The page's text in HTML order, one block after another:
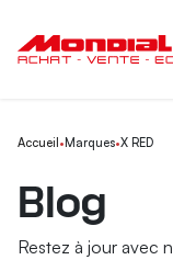
Accueil • Marques•X RED
Blog
Restez à jour avec